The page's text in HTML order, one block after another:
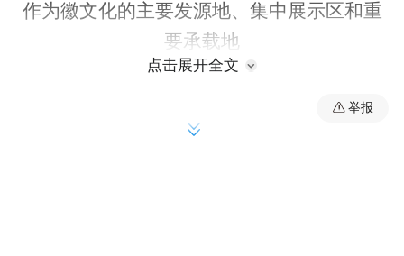
作为徽文化的主要发源地、集中展示区和重
要承载地
美誉
点击展开全文
举报